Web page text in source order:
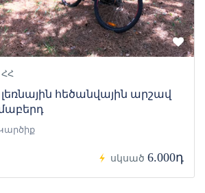
հեծանվային արշավ
սկսած 6.000դ